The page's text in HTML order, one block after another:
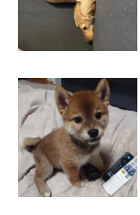
@mocosmile935
ド。2頭は今日も、
っているかもしれ
関連記事:
「ロ